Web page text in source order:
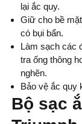
lại ắc quy.
Giữ cho bề
có bụi bẩn.
Làm sạch các
tra ống thông
nghẽn.
Bảo vệ ắc quy
Bộ sạc